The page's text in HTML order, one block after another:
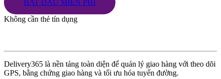
BAT DAU MIEN PHI
Không cần thẻ tín dụng
Delivery365 là nền tảng toàn diện để quản lý giao hàng với theo dõi
GPS, bằng chứng giao hàng và tối ưu hóa tuyến đường.